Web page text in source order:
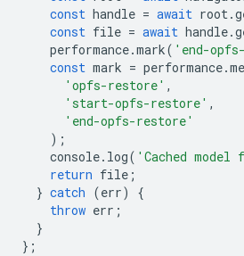
const handle = await root.
const file = await handle.
performance.mark( 'end-
const mark = performance.
'opfs-restore' ,
'start-opfs-restore' ,
'end-opfs-restore'
);
console. log( 'Cached
return file ;
} catch (err)
{
throw err ;
}
};